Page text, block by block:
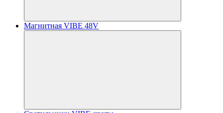
Магнитная VIBE 48V